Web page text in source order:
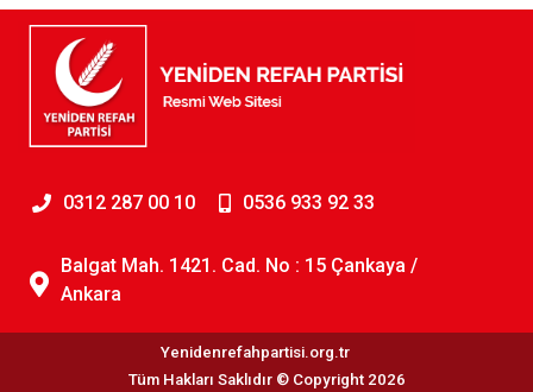
0312 287 00 10 0536 933 92 33
Balgat Mah. 1421. Cad. No : 15 Çankaya /
Ankara
Yenidenrefahpartisi.org.tr
Tüm Hakları Saklıdır © Copyright 2026